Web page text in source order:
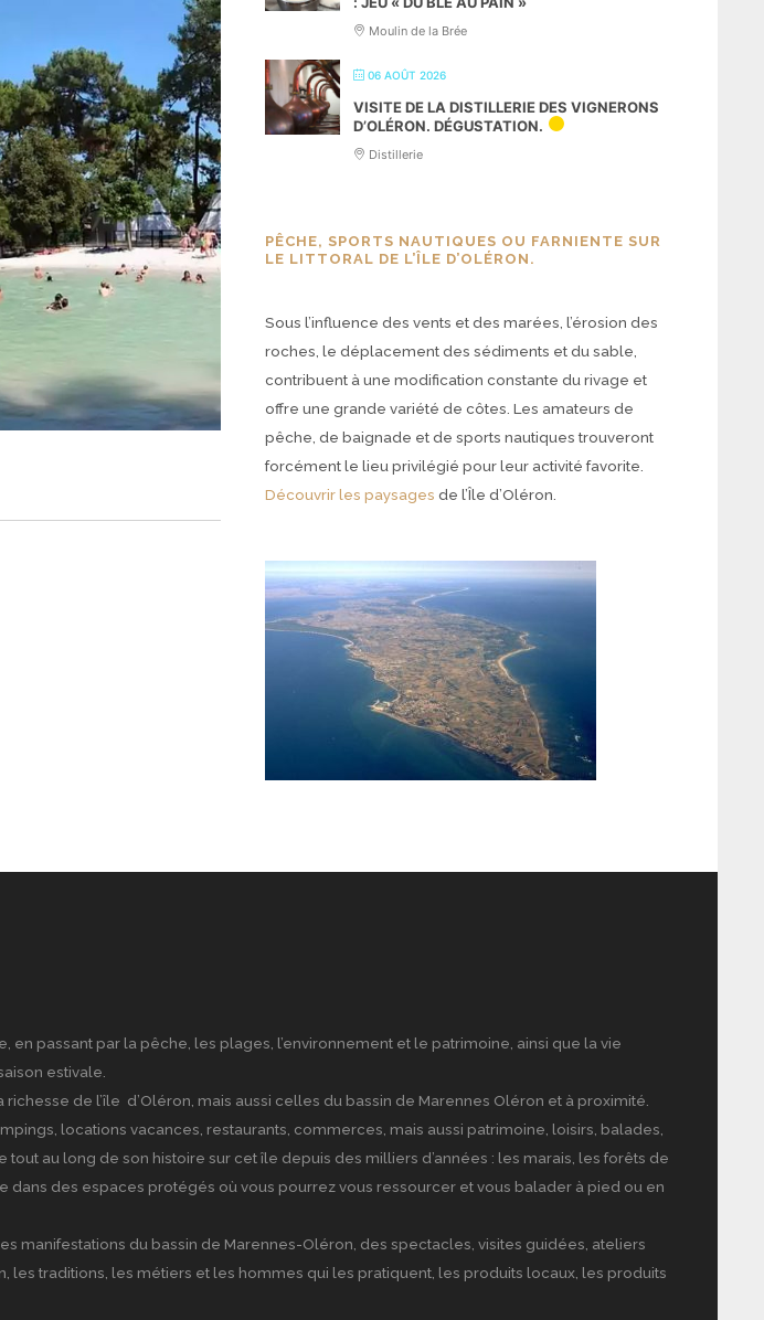
Moulin de la Brée
06 AOÛT 2026
VISITE DE LA DISTILLERIE DES VIGNERONS
D’OLÉRON. DÉGUSTATION.
Distillerie
PÊCHE, SPORTS NAUTIQUES OU FARNIENTE SUR
LE LITTORAL DE L’ÎLE D’OLÉRON.
Sous l’influence des vents et des marées, l’érosion des
roches, le déplacement des sédiments et du sable,
contribuent à une modification constante du rivage et
offre une grande variété de côtes. Les amateurs de
pêche, de baignade et de sports nautiques trouveront
forcément le lieu privilégié pour leur activité favorite.
Découvrir les paysagesde l’Île d’Oléron.
passant par la pêche, les plages, l’environnement et le patrimoine, ainsi que la vie
estivale.
de l’île d’Oléron, mais aussi celles du bassin de Marennes Oléron et à proximité.
locations vacances, restaurants, commerces, mais aussi patrimoine, loisirs, balades,
au long de son histoire sur cet île depuis des milliers d’années : les marais, les forêts de
des espaces protégés où vous pourrez vous ressourcer et vous balader à pied ou en
manifestations du bassin de Marennes-Oléron, des spectacles, visites guidées, ateliers
traditions, les métiers et les hommes qui les pratiquent, les produits locaux, les produits